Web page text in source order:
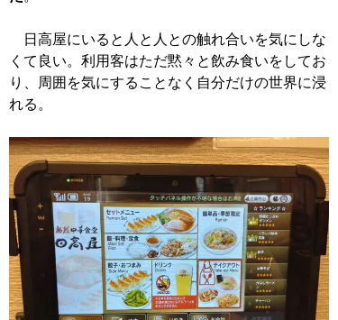
日高屋にいると人と人との触れ合いを気にしな
くて良い。利用客はただ黙々と飲み食いをしてお
り、周囲を気にすることなく自分だけの世界に浸
れる。